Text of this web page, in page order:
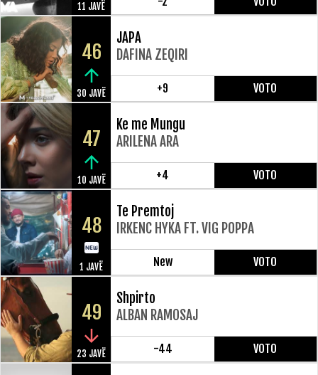
11 JAVË
46
30 JAVË
JAPA
DAFINA ZEQIRI
+9 VOTO
47
10 JAVË
Ke me Mungu
ARILENA ARA
+4 VOTO
48
1 JAVË
Te Premtoj
IRKENC HYKA FT. VIG POPPA
New VOTO
49
23 JAVË
Shpirto
ALBAN RAMOSAJ
-44 VOTO